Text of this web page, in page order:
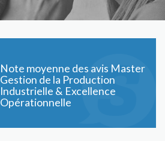
Note moyenne des avis Master
Gestion de la Production
Industrielle & Excellence
Opérationnelle